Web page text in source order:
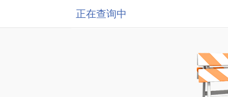
正在查询中